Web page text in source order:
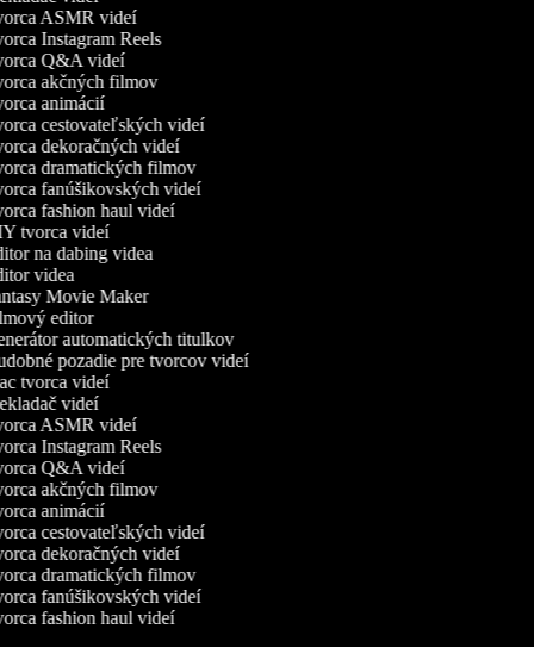
ASMR videí
Instagram Reels
Q&A videí
akčných filmov
animácií
cestovateľských videí
dekoračných videí
dramatických filmov
fanúšikovských videí
fashion haul videí
tvorca videí
na dabing videa
videa
Movie Maker
editor
automatických titulkov
pozadie pre tvorcov videí
tvorca videí
videí
ASMR videí
Instagram Reels
Q&A videí
akčných filmov
animácií
cestovateľských videí
dekoračných videí
dramatických filmov
fanúšikovských videí
fashion haul videí